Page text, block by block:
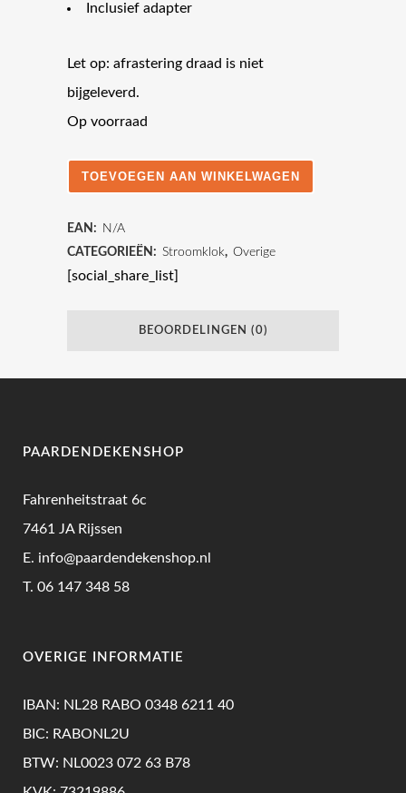
Inclusief adapter
Let op: afrastering draad is niet
bijgeleverd.
Op voorraad
Weide
Solar
quantity
TOEVOEGEN AAN WINKELWAGEN
EAN:
N/A
CATEGORIEËN: Stroomklok, Overige
[social_share_list]
BEOORDELINGEN (0)
PAARDENDEKENSHOP
Fahrenheitstraat 6c
7461 JA Rijssen
E. info@paardendekenshop.nl
T. 06 147 348 58
OVERIGE INFORMATIE
IBAN: NL28 RABO 0348 6211 40
BIC: RABONL2U
BTW: NL0023 072 63 B78